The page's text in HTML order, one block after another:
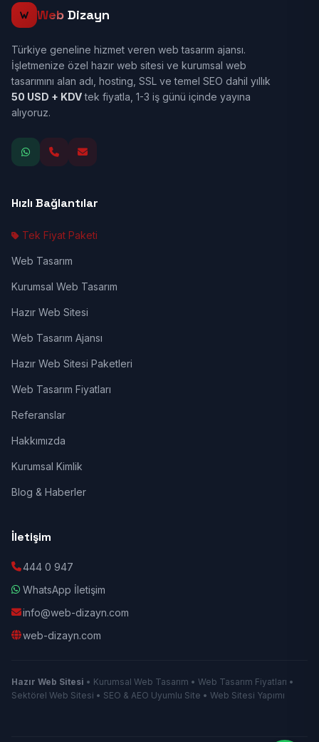
Web Dizayn
Türkiye geneline hizmet veren web tasarım ajansı.
İşletmenize özel hazır web sitesi ve kurumsal web
tasarımını alan adı, hosting, SSL ve temel SEO dahil yıllık
50 USD + KDVtek fiyatla, 1-3 iş günü içinde yayına
alıyoruz.
Hızlı Bağlantılar
Tek Fiyat Paketi
Web Tasarım
Kurumsal Web Tasarım
Hazır Web Sitesi
Web Tasarım Ajansı
Hazır Web Sitesi Paketleri
Web Tasarım Fiyatları
Referanslar
Hakkımızda
Kurumsal Kimlik
Blog & Haberler
İletişim
444 0 947
WhatsApp İletişim
info@web-dizayn.com
web-dizayn.com
Hazır Web Sitesi • Kurumsal Web Tasarım • Web Tasarım Fiyatları •
Sektörel Web Sitesi • SEO & AEO Uyumlu Site • Web Sitesi Yapımı